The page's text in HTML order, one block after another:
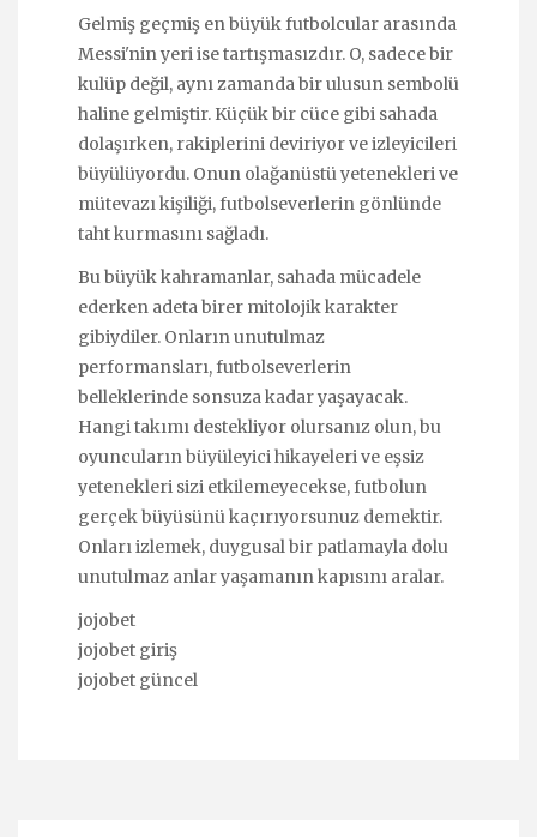
Gelmiş geçmiş en büyük futbolcular arasında
Messi'nin yeri ise tartışmasızdır. O, sadece bir
kulüp değil, aynı zamanda bir ulusun sembolü
haline gelmiştir. Küçük bir cüce gibi sahada
dolaşırken, rakiplerini deviriyor ve izleyicileri
büyülüyordu. Onun olağanüstü yetenekleri ve
mütevazı kişiliği, futbolseverlerin gönlünde
taht kurmasını sağladı.
Bu büyük kahramanlar, sahada mücadele
ederken adeta birer mitolojik karakter
gibiydiler. Onların unutulmaz
performansları, futbolseverlerin
belleklerinde sonsuza kadar yaşayacak.
Hangi takımı destekliyor olursanız olun, bu
oyuncuların büyüleyici hikayeleri ve eşsiz
yetenekleri sizi etkilemeyecekse, futbolun
gerçek büyüsünü kaçırıyorsunuz demektir.
Onları izlemek, duygusal bir patlamayla dolu
unutulmaz anlar yaşamanın kapısını aralar.
jojobet
jojobet giriş
jojobet güncel